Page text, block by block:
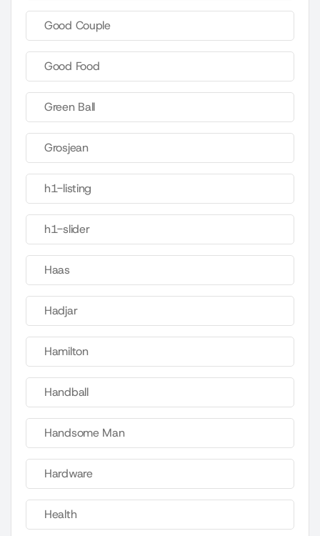
Good Couple
Good Food
Green Ball
Grosjean
h1-listing
h1-slider
Haas
Hadjar
Hamilton
Handball
Handsome Man
Hardware
Health